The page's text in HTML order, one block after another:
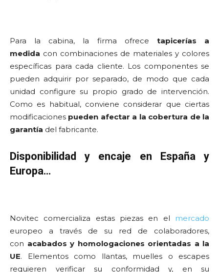
Para la cabina, la firma ofrece tapicerías a
medida con combinaciones de materiales y colores
específicas para cada cliente. Los componentes se
pueden adquirir por separado, de modo que cada
unidad configure su propio grado de intervención.
Como es habitual, conviene considerar que ciertas
modificaciones pueden afectar a la cobertura de la
garantía del fabricante.
Disponibilidad y encaje en España y
Europa…
Novitec comercializa estas piezas en el
mercado
europeo a través de su red de colaboradores,
con acabados y homologaciones orientadas a la
UE. Elementos como llantas, muelles o escapes
requieren verificar su conformidad y, en su